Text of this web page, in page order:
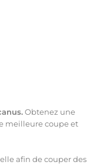
Obtenez une
meilleure coupe et
afin de couper des